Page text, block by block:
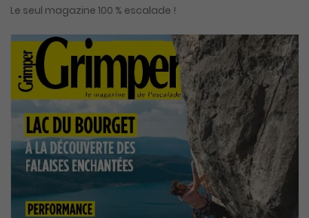
Le seul magazine 100 % escalade !